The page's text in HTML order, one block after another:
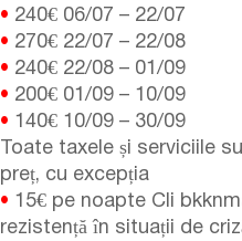
• 240€ 06/07 – 22/07
• 270€ 22/07 – 22/08
• 240€ 22/08 – 01/09
• 200€ 01/09 – 10/09
• 140€ 10/09 – 30/09
Toate taxele și serviciile
preț, cu excepția
• 15€ pe noapte Cli
rezistență în situații de